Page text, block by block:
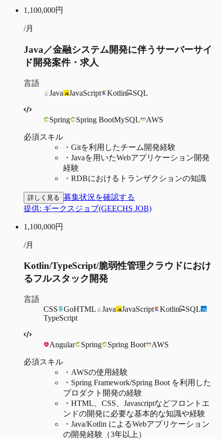
1,100,000円
/月
Java／金融システム開発に伴うサーバーサイ
ド開発案件・求人
言語
Java
JavaScript Kotlin SQL
Spring Spring BootMySQL AWS
必須スキル
・ Gitを利用したチーム開発経験
・ Javaを用いたWebアプリケーション開発
経験
・ RDBにおけるトランザクションの知識
詳しく見る 募集状況を確認する
提供: ギークスジョブ(GEECHS JOB)
1,100,000円
/月
Kotlin/TypeScript/脆弱性管理クラウドにおけ
るフルスタック開発
言語
CSS
GoHTML Java JavaScript Kotlin
SQL
TypeScript
Angular Spring Spring Boot AWS
必須スキル
・ AWSの使用経験
・ Spring Framework/Spring Boot を利用した
プロダクト開発の経験
・ HTML、CSS、Javascriptなどフロントエ
ンドの開発に必要な基本的な知識や経験
・ Java/Kotlin によるWebアプリケーション
の開発経験（3年以上）